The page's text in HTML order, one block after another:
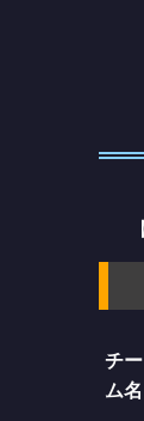
チー
ム名